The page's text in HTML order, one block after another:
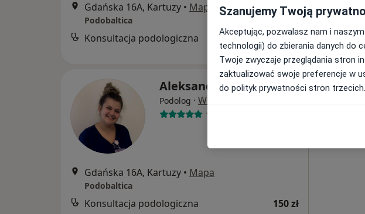
Gdańska 16A, Kartuzy • Mapa
Podobaltica
Konsultacja podologiczna 150 zł
Aleksandra Sabat
Podolog · Więcej
104 opinie
Gdańska 16A, Kartuzy • Mapa
Podobaltica
Konsultacja podologiczna 150 zł
Dziś
Szanujemy Twoją
Akceptując, pozwalasz nam i
technologii) do zbierania danych do
Twoje zwyczaje przeglądania stron
zaktualizować swoje preferencje w
do polityk prywatności stron